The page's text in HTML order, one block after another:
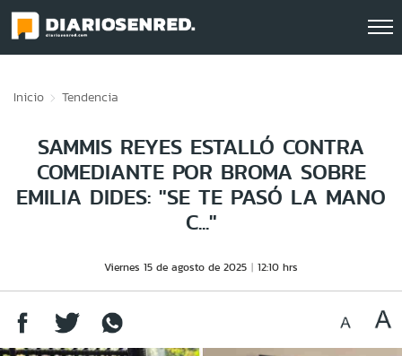
Inicio Tendencia
SAMMIS REYES ESTALLÓ CONTRA
COMEDIANTE POR BROMA SOBRE
EMILIA DIDES: "SE TE PASÓ LA MANO
C..."
Viernes 15 de agosto de 2025 12:10 hrs